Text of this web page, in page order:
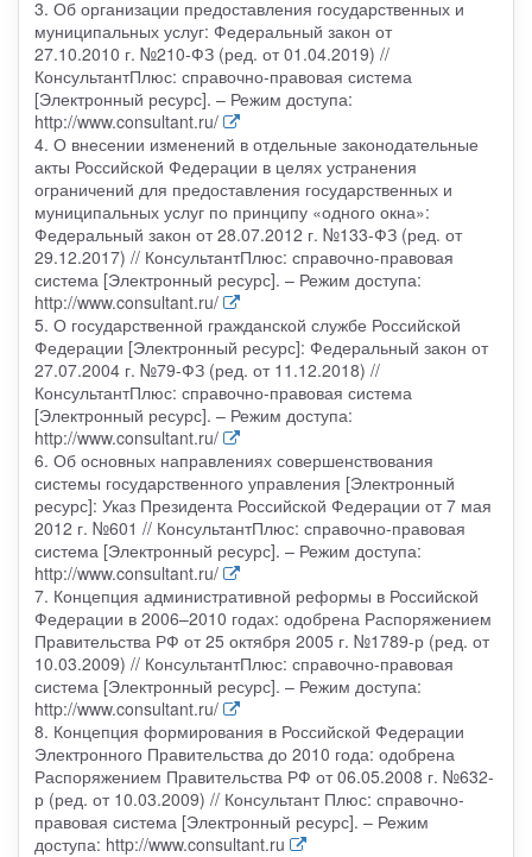
3. Об организации предоставления государственных и
муниципальных услуг: Федеральный закон от
27.10.2010 г. №210-ФЗ (ред. от 01.04.2019) //
КонсультантПлюс: справочно-правовая система
[Электронный ресурс]. – Режим доступа:
http://www.consultant.ru/
4. О внесении изменений в отдельные законодательные
акты Российской Федерации в целях устранения
ограничений для предоставления государственных и
муниципальных услуг по принципу «одного окна»:
Федеральный закон от 28.07.2012 г. №133-ФЗ (ред. от
29.12.2017) // КонсультантПлюс: справочно-правовая
система [Электронный ресурс]. – Режим доступа:
http://www.consultant.ru/
5. О государственной гражданской службе Российской
Федерации [Электронный ресурс]: Федеральный закон от
27.07.2004 г. №79-ФЗ (ред. от 11.12.2018) //
КонсультантПлюс: справочно-правовая система
[Электронный ресурс]. – Режим доступа:
http://www.consultant.ru/
6. Об основных направлениях совершенствования
системы государственного управления [Электронный
ресурс]: Указ Президента Российской Федерации от 7 мая
2012 г. №601 // КонсультантПлюс: справочно-правовая
система [Электронный ресурс]. – Режим доступа:
http://www.consultant.ru/
7. Концепция административной реформы в Российской
Федерации в 2006–2010 годах: одобрена Распоряжением
Правительства РФ от 25 октября 2005 г. №1789-р (ред. от
10.03.2009) // КонсультантПлюс: справочно-правовая
система [Электронный ресурс]. – Режим доступа:
http://www.consultant.ru/
8. Концепция формирования в Российской Федерации
Электронного Правительства до 2010 года: одобрена
Распоряжением Правительства РФ от 06.05.2008 г. №632-
р (ред. от 10.03.2009) // Консультант Плюс: справочно-
правовая система [Электронный ресурс]. – Режим
доступа: http://www.consultant.ru